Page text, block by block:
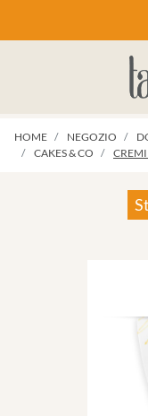
HOME NEGOZIO
CAKES & CO